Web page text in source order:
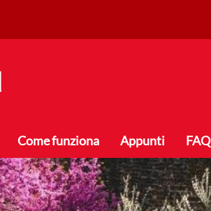
Come funziona Appunti FAQ